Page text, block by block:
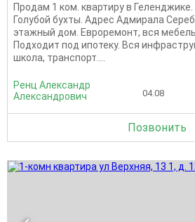
Продам 1 ком. квартиру в
Голубой бухты. Адрес Адмирала
этажный дом. Евроремонт, вся
Подходит под ипотеку. Вся
школа, транспорт....
Ренц Александр
Александрович
04.08
Позвонить